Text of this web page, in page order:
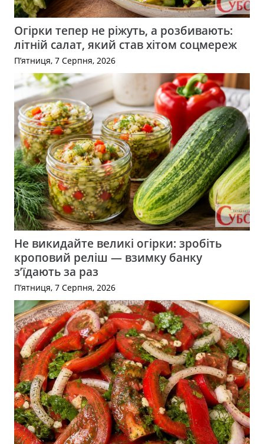
Огірки тепер не ріжуть, а розбивають:
літній салат, який став хітом соцмереж
П’ятниця, 7 Серпня, 2026
Не викидайте великі огірки: зробіть
кроповий реліш — взимку банку
з’їдають за раз
П’ятниця, 7 Серпня, 2026